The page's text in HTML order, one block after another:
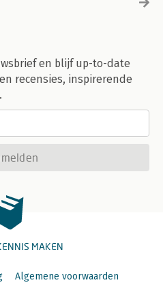
en blijf up-to-date
recensies, inspirerende
MAKEN
Algemene voorwaarden